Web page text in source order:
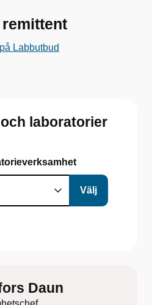
Labbutbud
laboratorier
Daun